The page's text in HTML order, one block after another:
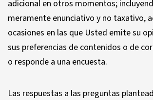
adicional en otros momentos;
meramente enunciativo y no taxativo,
ocasiones en las que Usted emite su
sus preferencias de contenidos o de
o responde a una encuesta.
Las respuestas a las preguntas